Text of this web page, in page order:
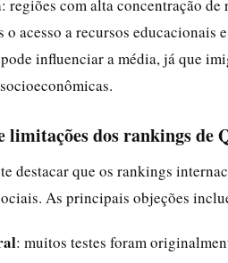
: regiões com alta concentração de
o acesso a recursos educacionais
influenciar a média, já que
limitações dos rankings de
destacar que os rankings
As principais objeções
: muitos testes foram